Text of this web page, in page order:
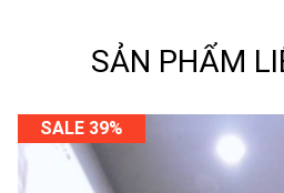
SẢN PHẨM
SALE 39%